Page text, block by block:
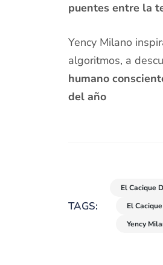
puentes entre la
Yency Milano
algoritmos, a
humano
del año
TAGS:
El Cacique
El
Yency